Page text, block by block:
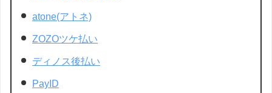
atone(アトネ)
ZOZOツケ払い
ディノス後払い
PayID